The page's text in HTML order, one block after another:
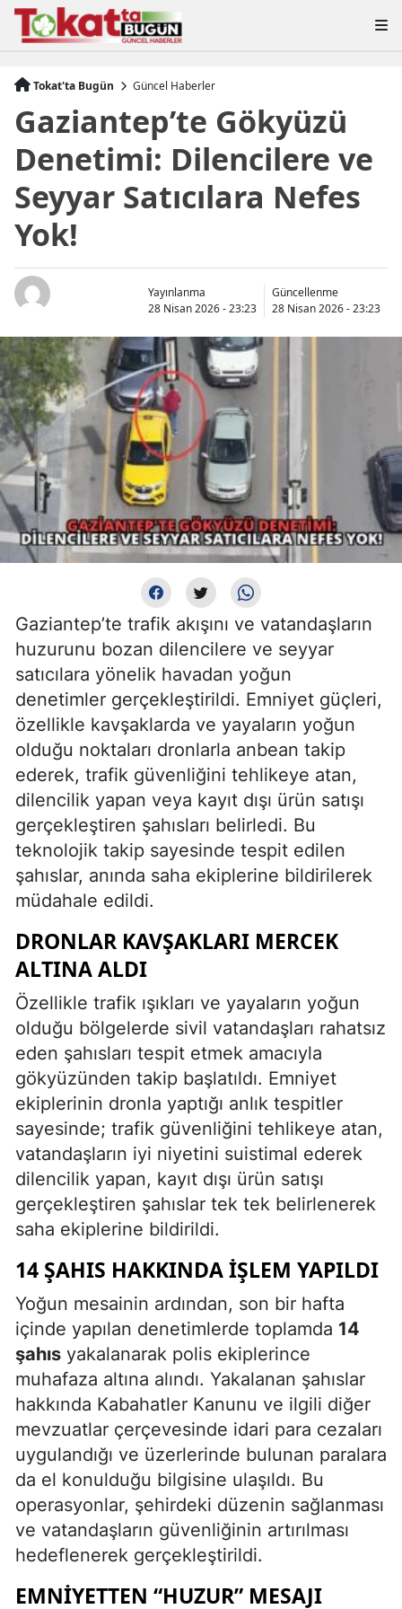
Tokat'ta Bugün Güncel Haberler
Gaziantep’te Gökyüzü
Denetimi: Dilencilere ve
Seyyar Satıcılara Nefes
Yok!
Yayınlanma
28 Nisan 2026 - 23:23
Güncellenme
28 Nisan 2026 - 23:23
Gaziantep’te trafik akışını ve vatandaşların
huzurunu bozan dilencilere ve seyyar
satıcılara yönelik havadan yoğun
denetimler gerçekleştirildi. Emniyet güçleri,
özellikle kavşaklarda ve yayaların yoğun
olduğu noktaları dronlarla anbean takip
ederek, trafik güvenliğini tehlikeye atan,
dilencilik yapan veya kayıt dışı ürün satışı
gerçekleştiren şahısları belirledi. Bu
teknolojik takip sayesinde tespit edilen
şahıslar, anında saha ekiplerine bildirilerek
müdahale edildi.
DRONLAR KAVŞAKLARI MERCEK
ALTINA ALDI
Özellikle trafik ışıkları ve yayaların yoğun
olduğu bölgelerde sivil vatandaşları rahatsız
eden şahısları tespit etmek amacıyla
gökyüzünden takip başlatıldı. Emniyet
ekiplerinin dronla yaptığı anlık tespitler
sayesinde; trafik güvenliğini tehlikeye atan,
vatandaşların iyi niyetini suistimal ederek
dilencilik yapan, kayıt dışı ürün satışı
gerçekleştiren şahıslar tek tek belirlenerek
saha ekiplerine bildirildi.
14 ŞAHIS HAKKINDA İŞLEM YAPILDI
Yoğun mesainin ardından, son bir hafta
içinde yapılan denetimlerde toplamda 14
şahıs yakalanarak polis ekiplerince
muhafaza altına alındı. Yakalanan şahıslar
hakkında Kabahatler Kanunu ve ilgili diğer
mevzuatlar çerçevesinde idari para cezaları
uygulandığı ve üzerlerinde bulunan paralara
da el konulduğu bilgisine ulaşıldı. Bu
operasyonlar, şehirdeki düzenin sağlanması
ve vatandaşların güvenliğinin artırılması
hedeflenerek gerçekleştirildi.
EMNIYETTEN “HUZUR” MESAJI